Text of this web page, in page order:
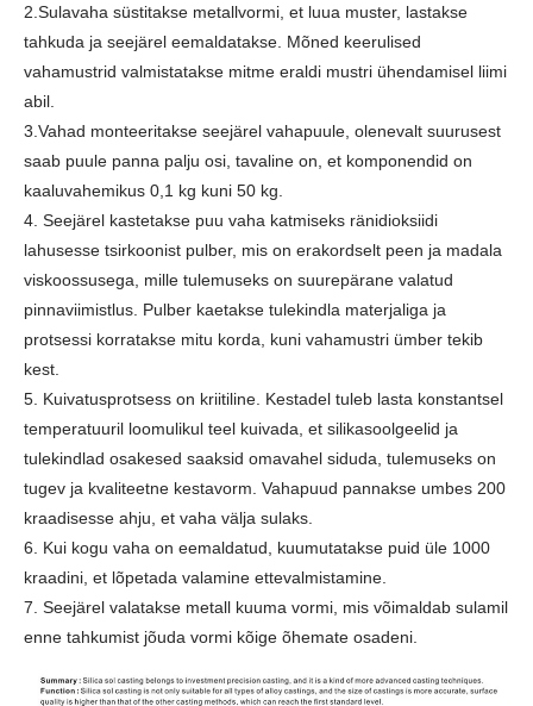
2.Sulavaha süstitakse metallvormi, et luua muster, lastakse
tahkuda ja seejärel eemaldatakse. Mõned keerulised
vahamustrid valmistatakse mitme eraldi mustri ühendamisel liimi
abil.
3.Vahad monteeritakse seejärel vahapuule, olenevalt suurusest
saab puule panna palju osi, tavaline on, et komponendid on
kaaluvahemikus 0,1 kg kuni 50 kg.
4. Seejärel kastetakse puu vaha katmiseks ränidioksiidi
lahusesse tsirkoonist pulber, mis on erakordselt peen ja madala
viskoossusega, mille tulemuseks on suurepärane valatud
pinnaviimistlus. Pulber kaetakse tulekindla materjaliga ja
protsessi korratakse mitu korda, kuni vahamustri ümber tekib
kest.
5. Kuivatusprotsess on kriitiline. Kestadel tuleb lasta konstantsel
temperatuuril loomulikul teel kuivada, et silikasoolgeelid ja
tulekindlad osakesed saaksid omavahel siduda, tulemuseks on
tugev ja kvaliteetne kestavorm. Vahapuud pannakse umbes 200
kraadisesse ahju, et vaha välja sulaks.
6. Kui kogu vaha on eemaldatud, kuumutatakse puid üle 1000
kraadini, et lõpetada valamine ettevalmistamine.
7. Seejärel valatakse metall kuuma vormi, mis võimaldab sulamil
enne tahkumist jõuda vormi kõige õhemate osadeni.